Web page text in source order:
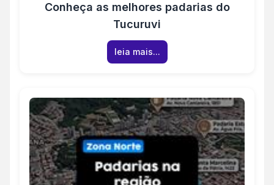
Conheça as melhores padarias do
Tucuruvi
leia mais...